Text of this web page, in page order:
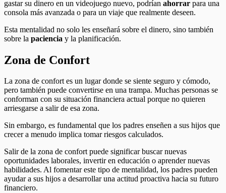
gastar su dinero en un videojuego nuevo, podrían ahorrar para una
consola más avanzada o para un viaje que realmente deseen.
Esta mentalidad no solo les enseñará sobre el dinero, sino también
sobre la paciencia y la planificación.
Zona de Confort
La zona de confort es un lugar donde se siente seguro y cómodo,
pero también puede convertirse en una trampa. Muchas personas se
conforman con su situación financiera actual porque no quieren
arriesgarse a salir de esa zona.
Sin embargo, es fundamental que los padres enseñen a sus hijos que
crecer a menudo implica tomar riesgos calculados.
Salir de la zona de confort puede significar buscar nuevas
oportunidades laborales, invertir en educación o aprender nuevas
habilidades. Al fomentar este tipo de mentalidad, los padres pueden
ayudar a sus hijos a desarrollar una actitud proactiva hacia su futuro
financiero.